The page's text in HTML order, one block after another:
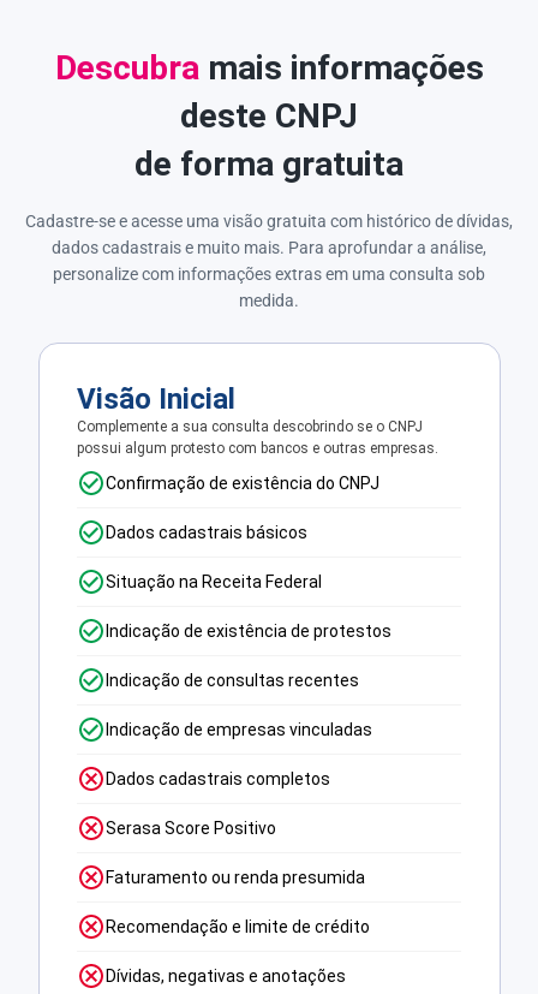
Descubramais informações
deste CNPJ
de forma gratuita
Cadastre-se e acesse uma visão gratuita com histórico de dívidas,
dados cadastrais e muito mais. Para aprofundar a análise,
personalize com informações extras em uma consulta sob
medida.
Visão Inicial
Complemente a sua consulta descobrindo se o CNPJ
possui algum protesto com bancos e outras empresas.
Confirmação de existência do CNPJ
Dados cadastrais básicos
Situação na Receita Federal
Indicação de existência de protestos
Indicação de consultas recentes
Indicação de empresas vinculadas
Dados cadastrais completos
Serasa Score Positivo
Faturamento ou renda presumida
Recomendação e limite de crédito
Dívidas, negativas e anotações